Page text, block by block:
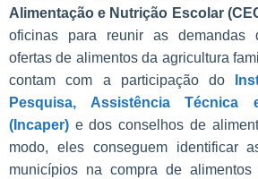
Alimentação e Nutrição Escolar
oficinas para reunir as demandas
ofertas de alimentos da agricultura
contam com a participação do
Pesquisa, Assistência Técnica
(Incaper) e dos conselhos de
modo, eles conseguem identificar
municípios na compra de